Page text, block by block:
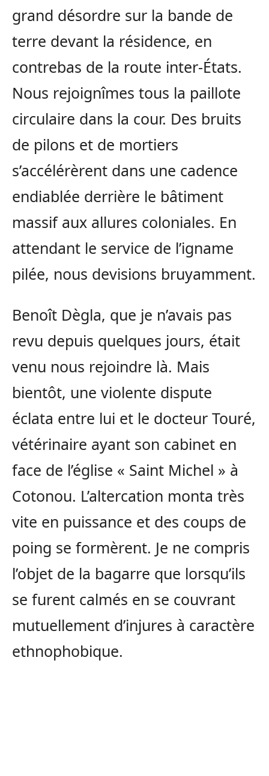
grand désordre sur la bande de
terre devant la résidence, en
contrebas de la route inter-États.
Nous rejoignîmes tous la paillote
circulaire dans la cour. Des bruits
de pilons et de mortiers
s’accélérèrent dans une cadence
endiablée derrière le bâtiment
massif aux allures coloniales. En
attendant le service de l’igname
pilée, nous devisions bruyamment.
Benoît Dègla, que je n’avais pas
revu depuis quelques jours, était
venu nous rejoindre là. Mais
bientôt, une violente dispute
éclata entre lui et le docteur Touré,
vétérinaire ayant son cabinet en
face de l’église « Saint Michel » à
Cotonou. L’altercation monta très
vite en puissance et des coups de
poing se formèrent. Je ne compris
l’objet de la bagarre que lorsqu’ils
se furent calmés en se couvrant
mutuellement d’injures à caractère
ethnophobique.